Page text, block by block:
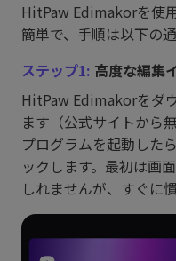
HitPaw Edimakorを使
簡単で、手順は以下の
ステップ1: 高度な編集
HitPaw Edimakorをダ
ます（公式サイトから
プログラムを起動した
ックします。最初は画
しれませんが、すぐに